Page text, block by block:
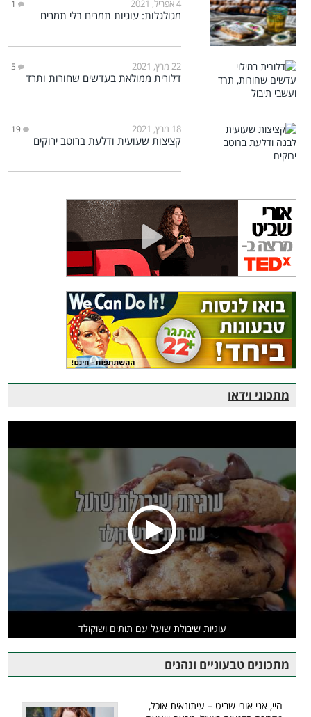
4 אפריל, 2021 1
מגולגלות: עוגיות תמרים בלי תמרים
22 מרץ, 2021 5
דלורית ממולאת בעדשים שחורות ותרד
18 מרץ, 2021 19
קציצות שעועית ודלעת ברוטב ירוקים
מתכוני וידאו
עוגיות שיבולת שועל עם תותים ושוקולד
מתכונים טבעוניים ונהנים
היי, אני אורי שביט – עיתונאית אוכל,